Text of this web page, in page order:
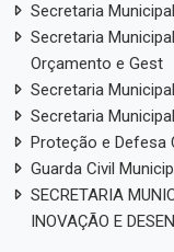
Secretaria
Secretaria
Orçamento e Gest
Secretaria
Secretaria
Proteção e Defesa
Guarda Civil
SECRETARIA
INOVAÇÃO E